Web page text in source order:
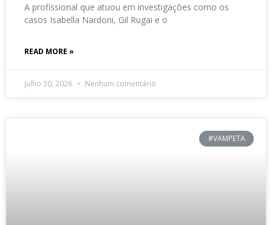
A profissional que atuou em investigações como os
casos Isabella Nardoni, Gil Rugai e o
READ MORE »
julho 30, 2026 Nenhum comentário
#VAMPETA